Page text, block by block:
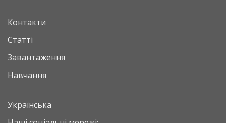
Контакти
Статті
Завантаження
Навчання
Українська